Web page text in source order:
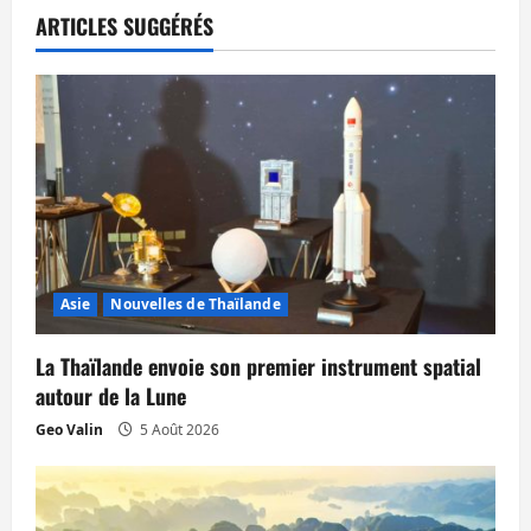
a
t
i
o
n
d
’
a
r
t
i
ARTICLES SUGGÉRÉS
Asie Nouvelles de Thaïlande
La Thaïlande envoie son premier instrument spatial
autour de la Lune
Geo Valin 5 Août 2026